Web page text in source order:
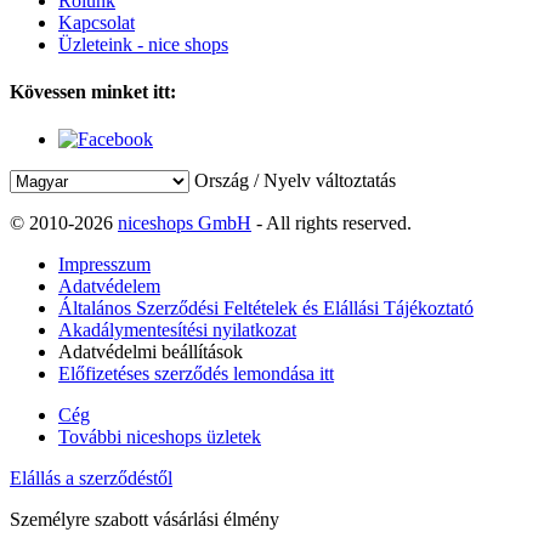
Kapcsolat
Üzleteink - nice shops
Kövessen minket itt:
Ország / Nyelv változtatás
© 2010-2026 niceshops GmbH - All rights reserved.
Impresszum
Adatvédelem
Általános Szerződési Feltételek és Elállási Tájékoztató
Akadálymentesítési nyilatkozat
Adatvédelmi beállítások
Előfizetéses szerződés lemondása itt
Cég
További niceshops üzletek
Elállás a szerződéstől
Személyre szabott vásárlási élmény